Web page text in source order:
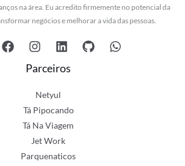
na área. Eu acredito firmemente no potencial da
negócios e melhorar a vida das pessoas.
Parceiros
Netyul
Tá Pipocando
Tá Na Viagem
Jet Work
Parquenaticos